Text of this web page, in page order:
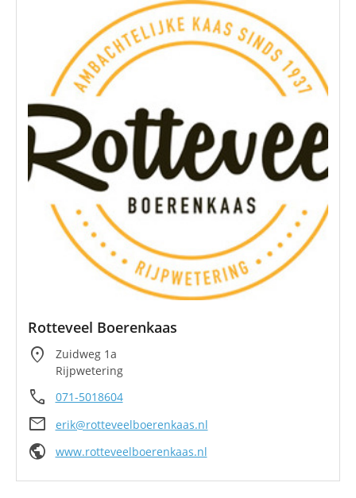
Rotteveel Boerenkaas
location_on
Zuidweg 1a
Rijpwetering
call 071-5018604
mail erik@rotteveelboerenkaas.nl
public www.rotteveelboerenkaas.nl